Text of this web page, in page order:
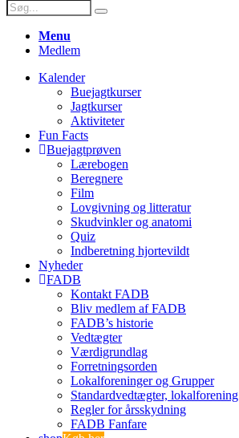
Menu
Medlem
Kalender
Buejagtkurser
Jagtkurser
Aktiviteter
Fun Facts
Buejagtprøven
Lærebogen
Beregnere
Film
Lovgivning og litteratur
Skudvinkler og anatomi
Quiz
Indberetning hjortevildt
Nyheder
FADB
Kontakt FADB
Bliv medlem af FADB
FADB’s historie
Vedtægter
Værdigrundlag
Forretningsorden
Lokalforeninger og Grupper
Standardvedtægter, lokalforening
Regler for årsskydning
FADB Fanfare